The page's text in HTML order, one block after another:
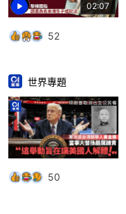
02:07
52
世界專題
50